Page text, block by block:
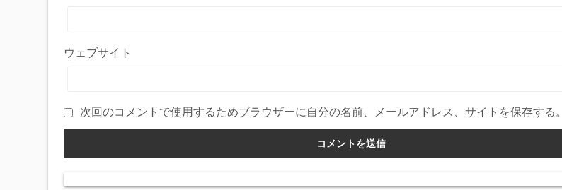
ウェブサイト
次回のコメントで使用するためブラウザーに自分の名前、メールアドレス、サイトを保存する。